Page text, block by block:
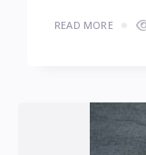
READ MORE